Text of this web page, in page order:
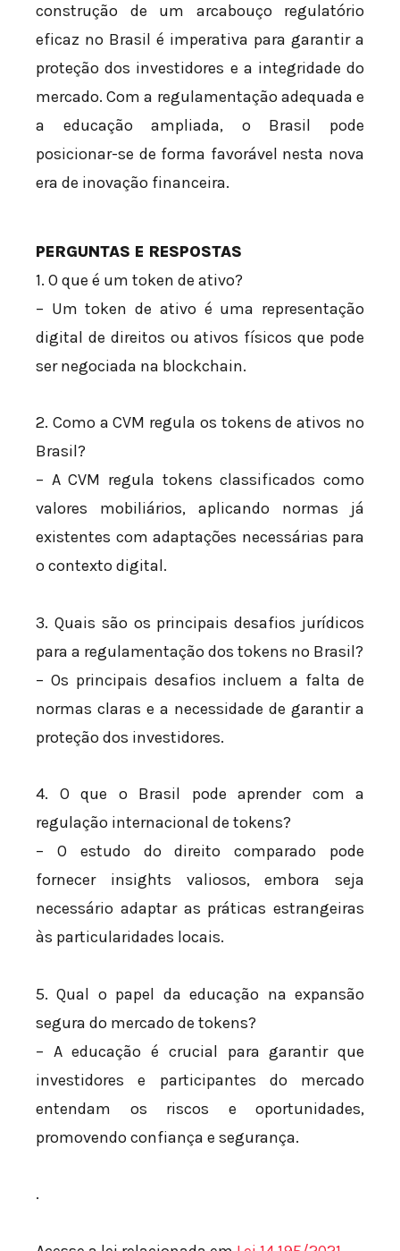
construção de um arcabouço regulatório
eficaz no Brasil é imperativa para garantir a
proteção dos investidores e a integridade do
mercado. Com a regulamentação adequada e
a educação ampliada, o Brasil pode
posicionar-se de forma favorável nesta nova
era de inovação financeira.
PERGUNTAS E RESPOSTAS
1. O que é um token de ativo?
– Um token de ativo é uma representação
digital de direitos ou ativos físicos que pode
ser negociada na blockchain.
2. Como a CVM regula os tokens de ativos no
Brasil?
– A CVM regula tokens classificados como
valores mobiliários, aplicando normas já
existentes com adaptações necessárias para
o contexto digital.
3. Quais são os principais desafios jurídicos
para a regulamentação dos tokens no Brasil?
– Os principais desafios incluem a falta de
normas claras e a necessidade de garantir a
proteção dos investidores.
4. O que o Brasil pode aprender com a
regulação internacional de tokens?
– O estudo do direito comparado pode
fornecer insights valiosos, embora seja
necessário adaptar as práticas estrangeiras
às particularidades locais.
5. Qual o papel da educação na expansão
segura do mercado de tokens?
– A educação é crucial para garantir que
investidores e participantes do mercado
entendam os riscos e oportunidades,
promovendo confiança e segurança.
.